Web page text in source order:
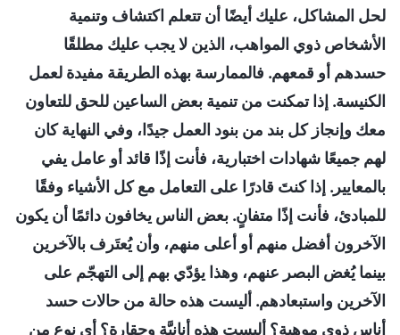
لحل المشاكل، عليك أيضًا أن تتعلم اكتشاف وتنمية
الأشخاص ذوي المواهب، الذين لا يجب عليك مطلقًا
حسدهم أو قمعهم. فالممارسة بهذه الطريقة مفيدة لعمل
الكنيسة. إذا تمكنت من تنمية بعض الساعين للحق للتعاون
معك وإنجاز كل بند من بنود العمل جيدًا، وفي النهاية كان
لهم جميعًا شهادات اختبارية، فأنت إذًا قائد أو عامل يفي
بالمعايير. إذا كنتَ قادرًا على التعامل مع كل الأشياء وفقًا
للمبادئ، فأنت إذًا متفانٍ. بعض الناس يخافون دائمًا أن يكون
الآخرون أفضل منهم أو أعلى منهم، وأن يُعتَرف بالآخرين
بينما يُغض البصر عنهم، وهذا يؤدّي بهم إلى التهجّم على
الآخرين واستبعادهم. أليست هذه حالة من حالات حسد
أناس ذوي موهبة؟ أليست هذه أنانيَّة وحقارة؟ أي نوع من